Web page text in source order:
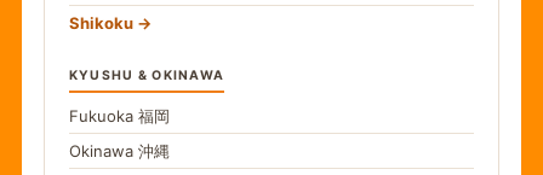
Shikoku
KYUSHU & OKINAWA
Fukuoka 福岡
Okinawa 沖縄